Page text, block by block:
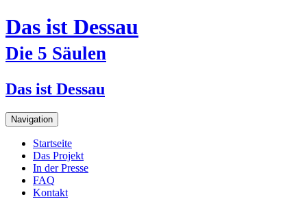
Das ist Dessau
Die 5 Säulen
Das ist Dessau
Navigation
Startseite
Das Projekt
In der Presse
FAQ
Kontakt